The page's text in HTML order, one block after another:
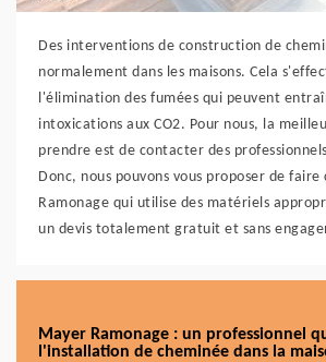
Des interventions de construction de
normalement dans les maisons. Cela
l'élimination des fumées qui peuvent
intoxications aux CO2. Pour nous, la
prendre est de contacter des
Donc, nous pouvons vous proposer de
Ramonage qui utilise des matériels
un devis totalement gratuit et sans
Mayer Ramonage : un professionnel
l'installation de cheminée dans la